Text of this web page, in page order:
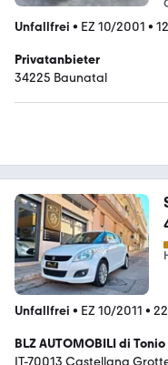
Unfallfrei • EZ 10/2001 •
Privatanbieter
34225 Baunatal
Unfallfrei • EZ 10/2011 •
BLZ AUTOMOBILI di
IT-70013 Castellana